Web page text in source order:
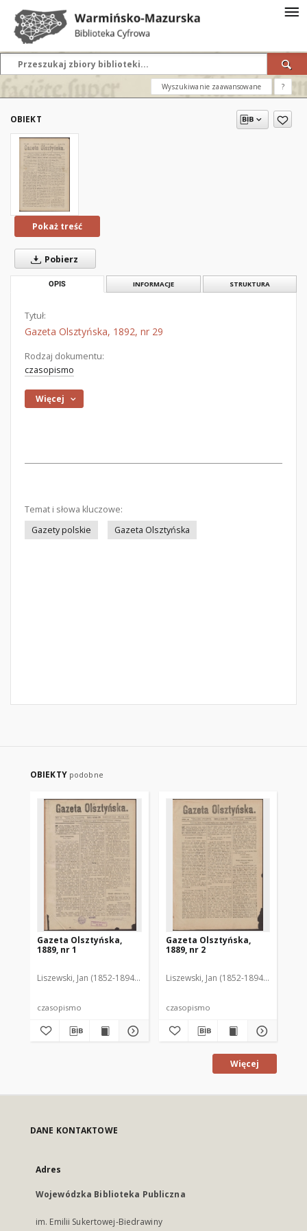
Wyszukiwanie zaawansowane ?
OBIEKT
Pokaż treść
Pobierz
OPIS INFORMACJE STRUKTURA
Tytuł:
Gazeta Olsztyńska, 1892, nr 29
Rodzaj dokumentu:
czasopismo
Więcej
Temat i słowa kluczowe:
Gazety polskie
Gazeta Olsztyńska
OBIEKTY podobne
Gazeta Olsztyńska,
1889, nr 1
Liszewski, Jan (1852-1894). Red.
czasopismo
Gazeta Olsztyńska,
1889, nr 2
Liszewski, Jan (1852-1894). Red.
czasopismo
Więcej
DANE KONTAKTOWE
Adres
Wojewódzka Biblioteka Publiczna
im. Emilii Sukertowej-Biedrawiny